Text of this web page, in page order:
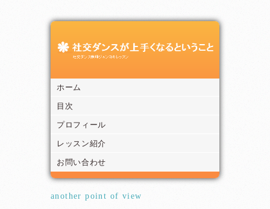
ホーム
目次
プロフィール
レッスン紹介
お問い合わせ
another point of view